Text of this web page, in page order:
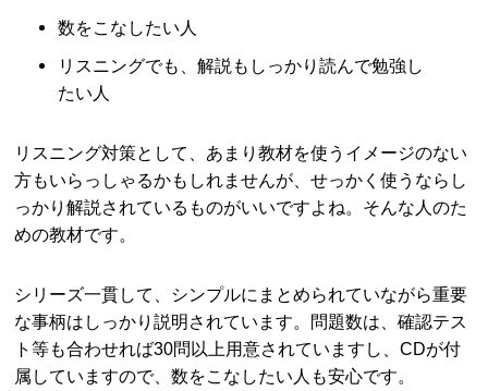
数をこなしたい人
リスニングでも、解説もしっかり読んで勉強し
たい人
リスニング対策として、あまり教材を使うイメージのない
方もいらっしゃるかもしれませんが、せっかく使うならし
っかり解説されているものがいいですよね。そんな人のた
めの教材です。
シリーズ一貫して、シンプルにまとめられていながら重要
な事柄はしっかり説明されています。問題数は、確認テス
ト等も合わせれば30問以上用意されていますし、CDが付
属していますので、数をこなしたい人も安心です。